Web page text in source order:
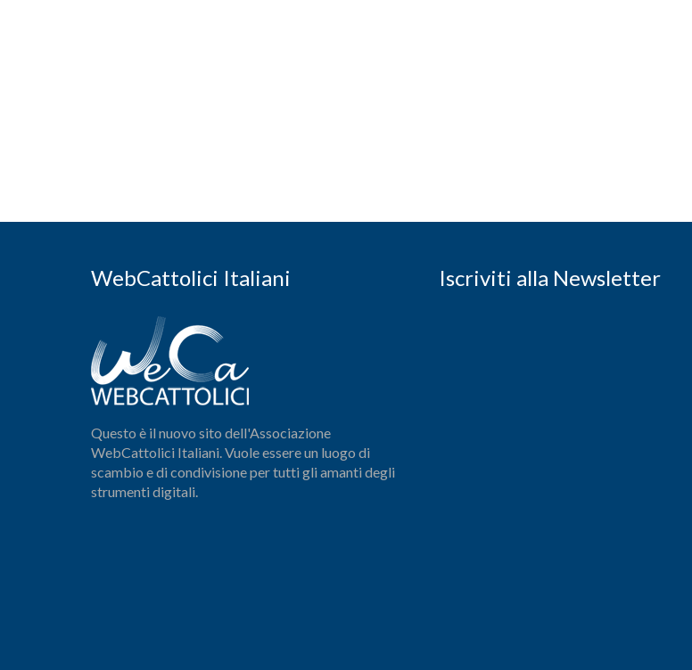
WebCattolici Italiani
Questo è il nuovo sito dell'Associazione
WebCattolici Italiani. Vuole essere un luogo di
scambio e di condivisione per tutti gli amanti degli
strumenti digitali.
Iscriviti alla Newsletter